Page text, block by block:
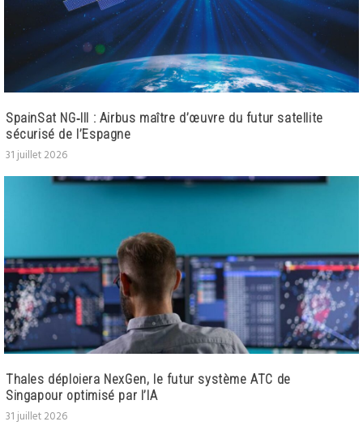
SpainSat NG‑III : Airbus maître d’œuvre du futur satellite
sécurisé de l’Espagne
31 juillet 2026
Thales déploiera NexGen, le futur système ATC de
Singapour optimisé par l’IA
31 juillet 2026